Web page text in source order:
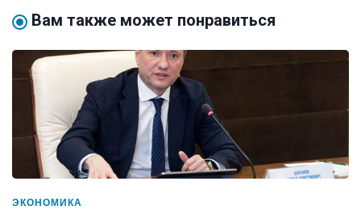
Вам также может понравиться
ЭКОНОМИКА